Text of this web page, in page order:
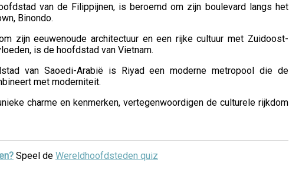
van de Filippijnen, is beroemd om zijn boulevard langs het
Binondo.
zijn eeuwenoude architectuur en een rijke cultuur met Zuidoost-
is de hoofdstad van Vietnam.
van Saoedi-Arabië is Riyad een moderne metropool die de
met moderniteit.
charme en kenmerken, vertegenwoordigen de culturele rijkdom
Speel de Wereldhoofdsteden quiz